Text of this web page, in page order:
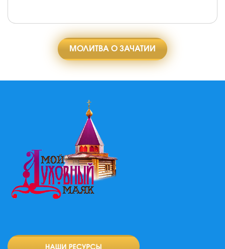
МОЛИТВА О ЗАЧАТИИ